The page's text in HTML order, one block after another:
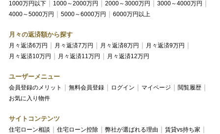
1000万円以下 1000～2000万円 2000～3000万円
3000～4000万円
4000～5000万円
5000～6000万円 6000万円以上
月々の返済額から探す
月々返済6万円 月々返済7万円 月々返済8万円
月々返済9万円
月々返済10万円
月々返済11万円 月々返済12万円
ユーザーメニュー
会員登録のメリット 無料会員登録 ログイン マイページ
閲覧履歴
お気に入り物件
サイトコンテンツ
住宅ローン相談 住宅ローン控除 弊社が選ばれる理由
賃貸vs持ち家